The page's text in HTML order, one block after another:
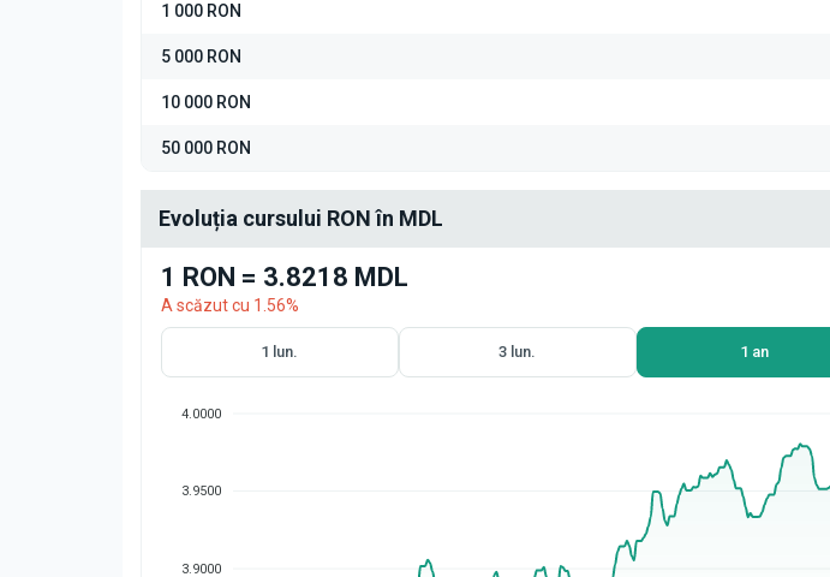
1 000 RON
5 000 RON
10 000 RON
50 000 RON
Evoluția cursului RON în MDL
1 RON = 3.8218 MDL
A scăzut cu 1.56%
1 lun. 3 lun. 1 an
4.0000
3.9500
3.9000